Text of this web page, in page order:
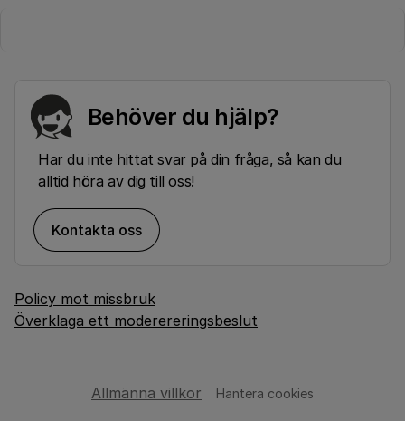
Behöver du hjälp?
Har du inte hittat svar på din fråga, så kan du
alltid höra av dig till oss!
Kontakta oss
Policy mot missbruk
Överklaga ett moderereringsbeslut
Allmänna villkor Hantera cookies